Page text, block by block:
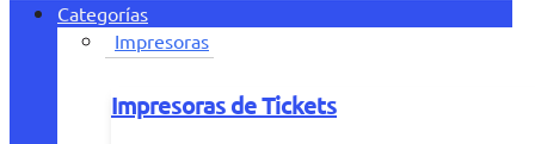
Categorías
Impresoras
Impresoras de Tickets